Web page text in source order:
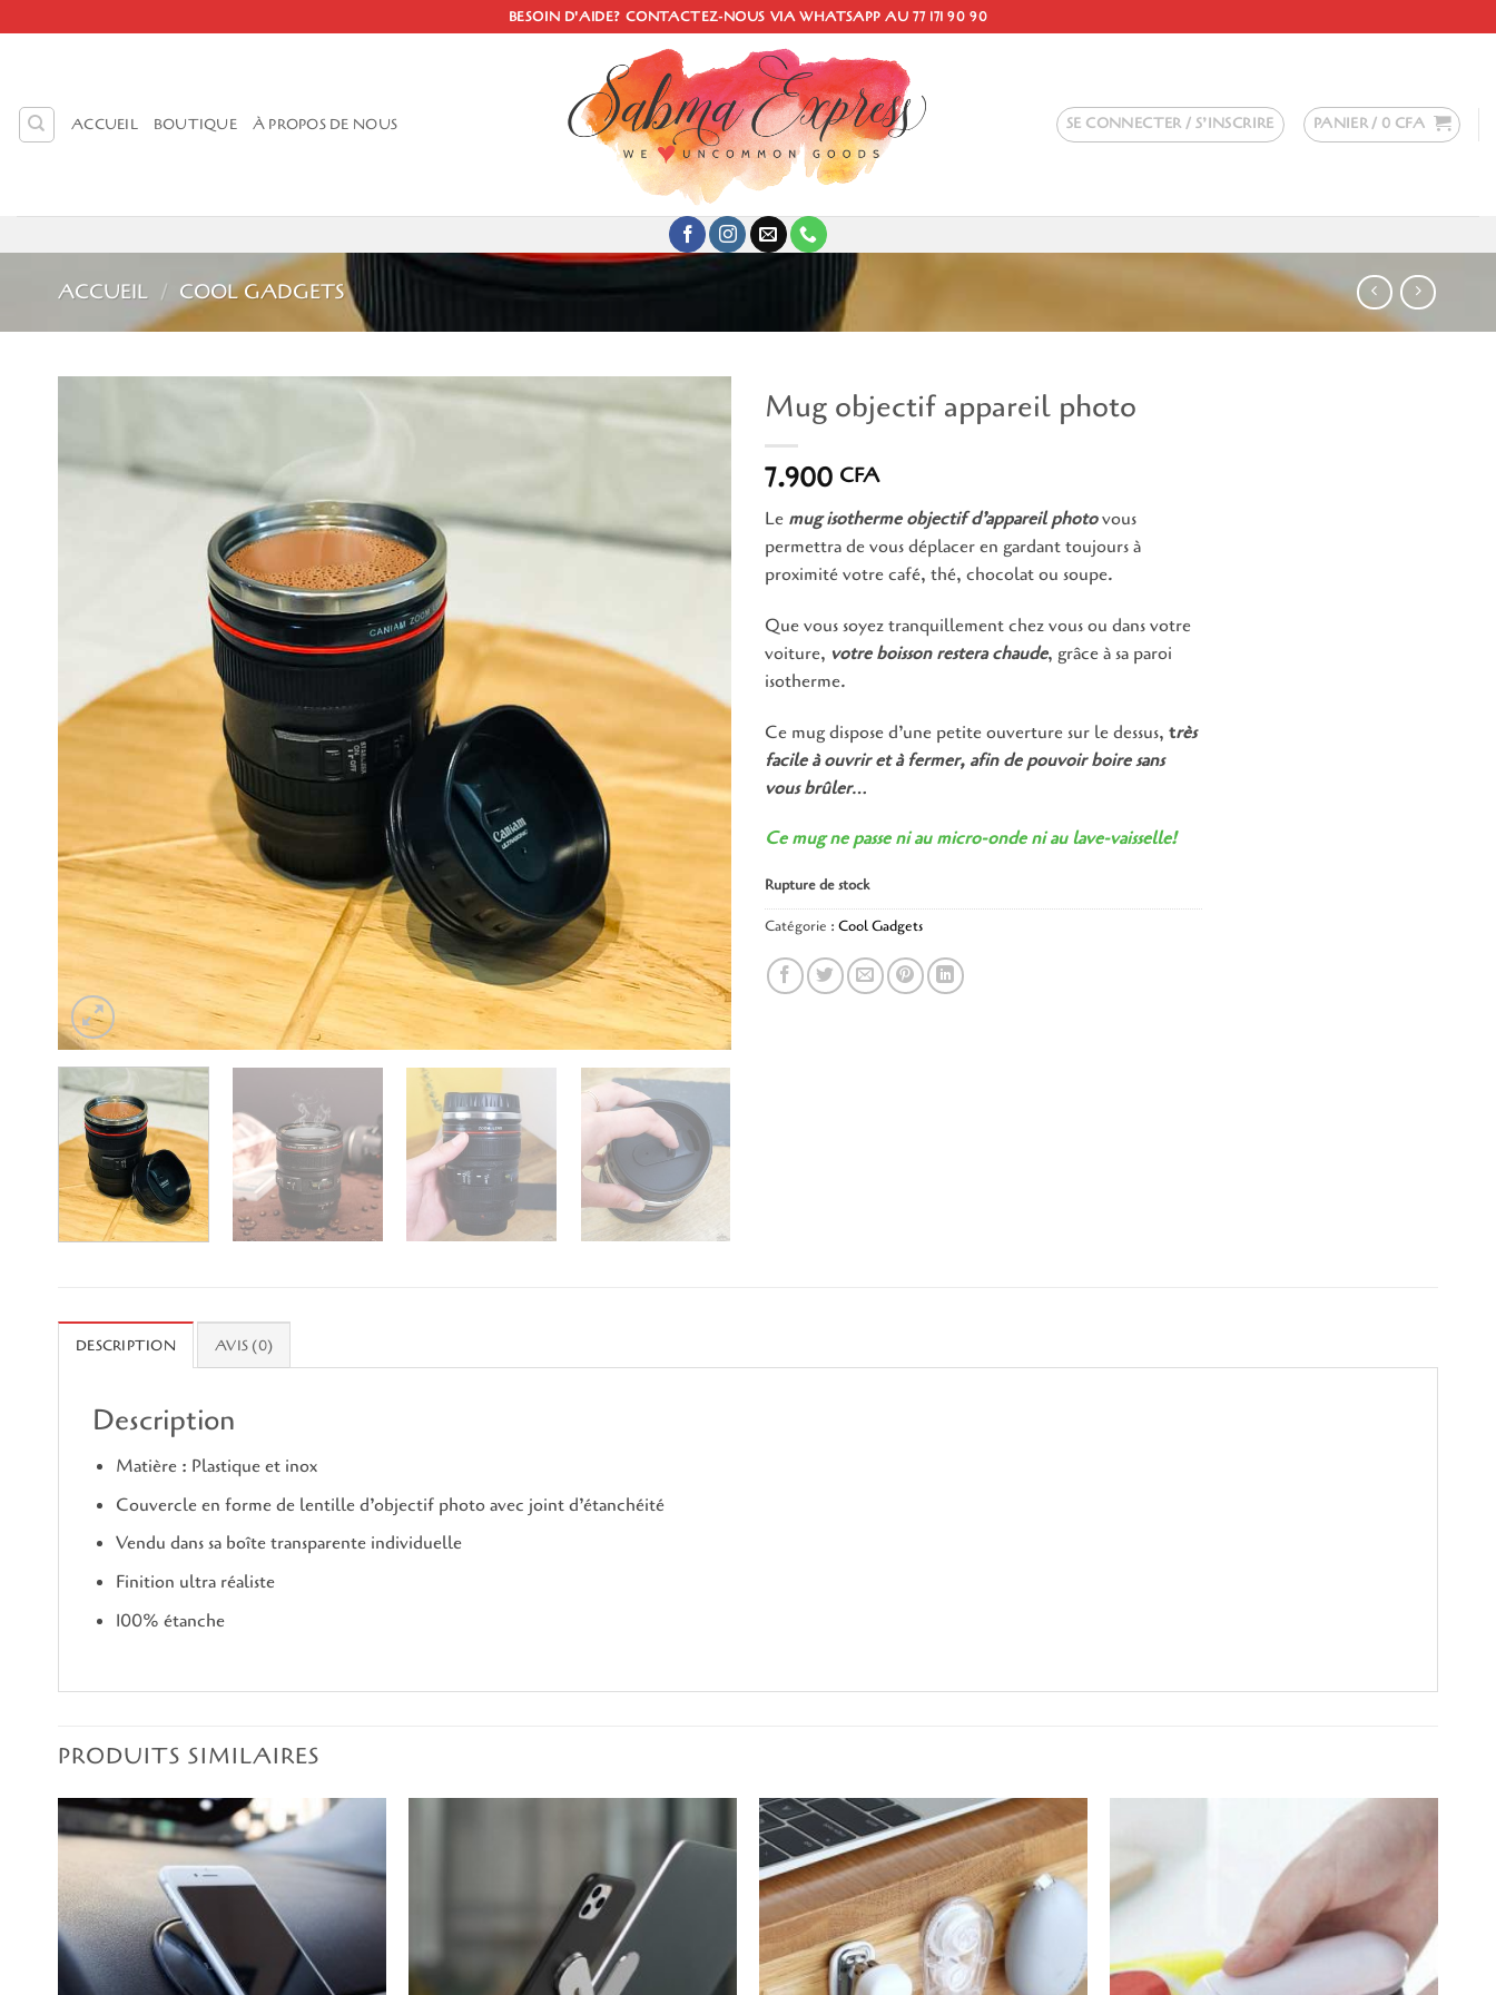
au
BESOIN D'AIDE? CONTACTEZ-NOUS VIA WHATSAPP AU 77 171 90 90
ACCUEIL BOUTIQUE À PROPOS DE NOUS SE CONNECTER / S’INSCRIRE PANIER / 0 CFA
ACCUEIL / COOL GADGETS
Mug objectif appareil photo
7.900 CFA
Le mug isotherme objectif d’appareil photovous
permettra de vous déplacer en gardant toujours à
proximité votre café, thé, chocolat ou soupe.
Que vous soyez tranquillement chez vous ou dans votre
voiture, votre boisson restera chaude, grâce à sa paroi
isotherme.
Ce mug dispose d’une petite ouverture sur le dessus, très
facile à ouvrir et à fermer, afin de pouvoir boire sans
vous brûler…
Ce mug ne passe ni au micro-onde ni au lave-vaisselle!
Rupture de stock
Catégorie : Cool Gadgets
DESCRIPTION AVIS (0)
Description
Matière : Plastique et inox
Couvercle en forme de lentille d’objectif photo avec joint d’étanchéité
Vendu dans sa boîte transparente individuelle
Finition ultra réaliste
100% étanche
PRODUITS SIMILAIRES